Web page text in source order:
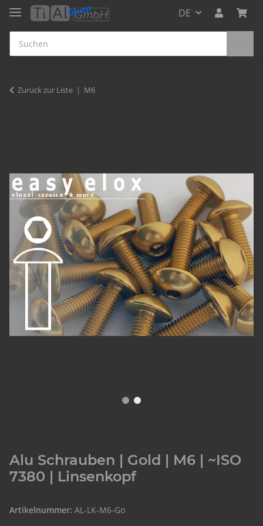
DE
Zurück zur Liste M6
Alu Schrauben | Gold | M6 | ~ISO
7380 | Linsenkopf
Artikelnummer: AL-LK-M6-Go